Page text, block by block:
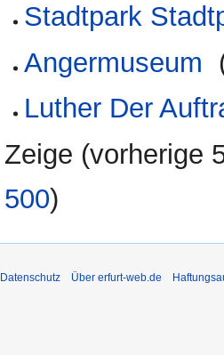
Stadtpark
Angermuseum
Luther Der
Zeige (vorherige
500)
Datenschutz Über erfurt-web.de